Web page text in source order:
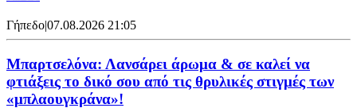
Γήπεδο|07.08.2026 21:05
Μπαρτσελόνα: Λανσάρει άρωμα & σε καλεί να
φτιάξεις το δικό σου από τις θρυλικές στιγμές των
«μπλαουγκράνα»!